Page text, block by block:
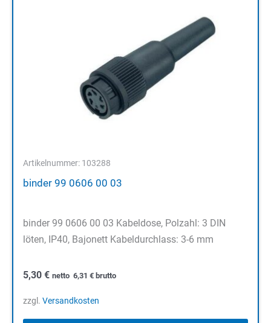
Artikelnummer: 103288
binder 99 0606 00 03
binder 99 0606 00 03 Kabeldose, Polzahl: 3 DIN
löten, IP40, Bajonett Kabeldurchlass: 3-6 mm
5,30 € netto 6,31 € brutto
zzgl. Versandkosten